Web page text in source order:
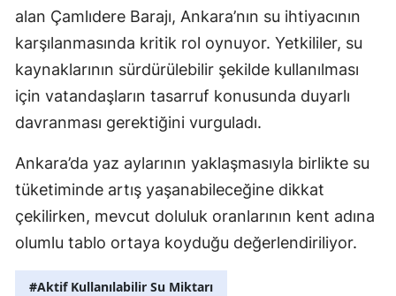
alan Çamlıdere Barajı, Ankara’nın su ihtiyacının
karşılanmasında kritik rol oynuyor. Yetkililer, su
kaynaklarının sürdürülebilir şekilde kullanılması
için vatandaşların tasarruf konusunda duyarlı
davranması gerektiğini vurguladı.
Ankara’da yaz aylarının yaklaşmasıyla birlikte su
tüketiminde artış yaşanabileceğine dikkat
çekilirken, mevcut doluluk oranlarının kent adına
olumlu tablo ortaya koyduğu değerlendiriliyor.
#Aktif Kullanılabilir Su Miktarı